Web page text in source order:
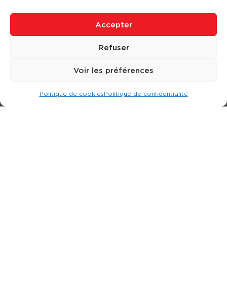
Accepter
Refuser
Voir les préférences
Politique de cookiesPolitique de confidentialité